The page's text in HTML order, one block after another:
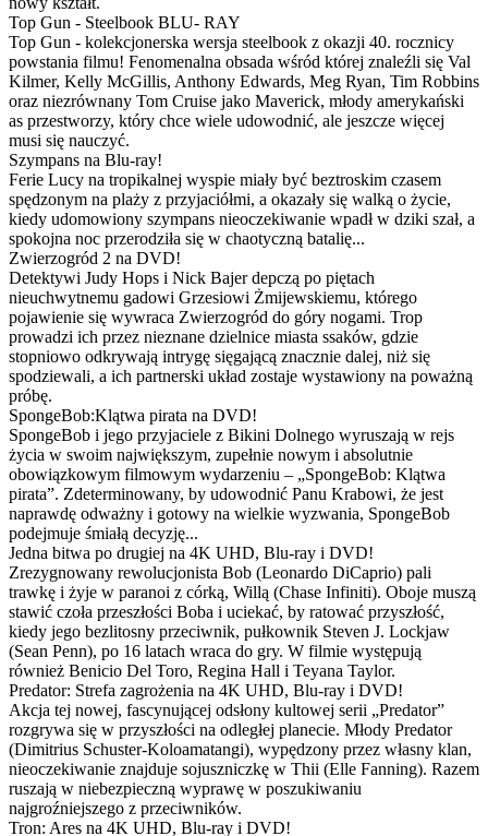
Top Gun - Steelbook BLU- RAY
Top Gun - kolekcjonerska wersja steelbook z okazji 40. rocznicy
powstania filmu! Fenomenalna obsada wśród której znaleźli się Val
Kilmer, Kelly McGillis, Anthony Edwards, Meg Ryan, Tim Robbins
oraz niezrównany Tom Cruise jako Maverick, młody amerykański
as przestworzy, który chce wiele udowodnić, ale jeszcze więcej
musi się nauczyć.
Szympans na Blu-ray!
Ferie Lucy na tropikalnej wyspie miały być beztroskim czasem
spędzonym na plaży z przyjaciółmi, a okazały się walką o życie,
kiedy udomowiony szympans nieoczekiwanie wpadł w dziki szał, a
spokojna noc przerodziła się w chaotyczną batalię...
Zwierzogród 2 na DVD!
Detektywi Judy Hops i Nick Bajer depczą po piętach
nieuchwytnemu gadowi Grzesiowi Żmijewskiemu, którego
pojawienie się wywraca Zwierzogród do góry nogami. Trop
prowadzi ich przez nieznane dzielnice miasta ssaków, gdzie
stopniowo odkrywają intrygę sięgającą znacznie dalej, niż się
spodziewali, a ich partnerski układ zostaje wystawiony na poważną
próbę.
SpongeBob:Klątwa pirata na DVD!
SpongeBob i jego przyjaciele z Bikini Dolnego wyruszają w rejs
życia w swoim największym, zupełnie nowym i absolutnie
obowiązkowym filmowym wydarzeniu – „SpongeBob: Klątwa
pirata”. Zdeterminowany, by udowodnić Panu Krabowi, że jest
naprawdę odważny i gotowy na wielkie wyzwania, SpongeBob
podejmuje śmiałą decyzję...
Jedna bitwa po drugiej na 4K UHD, Blu-ray i DVD!
Zrezygnowany rewolucjonista Bob (Leonardo DiCaprio) pali
trawkę i żyje w paranoi z córką, Willą (Chase Infiniti). Oboje muszą
stawić czoła przeszłości Boba i uciekać, by ratować przyszłość,
kiedy jego bezlitosny przeciwnik, pułkownik Steven J. Lockjaw
(Sean Penn), po 16 latach wraca do gry. W filmie występują
również Benicio Del Toro, Regina Hall i Teyana Taylor.
Predator: Strefa zagrożenia na 4K UHD, Blu-ray i DVD!
Akcja tej nowej, fascynującej odsłony kultowej serii „Predator”
rozgrywa się w przyszłości na odległej planecie. Młody Predator
(Dimitrius Schuster-Koloamatangi), wypędzony przez własny klan,
nieoczekiwanie znajduje sojuszniczkę w Thii (Elle Fanning). Razem
ruszają w niebezpieczną wyprawę w poszukiwaniu
najgroźniejszego z przeciwników.
Tron: Ares na 4K UHD, Blu-ray i DVD!